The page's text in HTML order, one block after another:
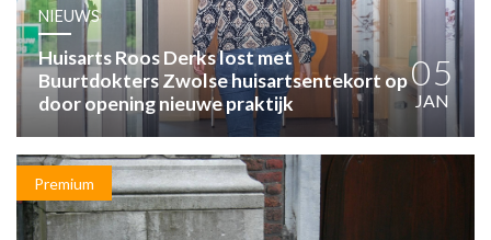
PRAKTIJKZAKEN
TARIEVEN
VPHUISARTSEN
MEDISCHE VAKHANDEL
INLOGGEN
REGISTRATIE
NIEUWS
Huisarts Roos Derks lost met
Buurtdokters Zwolse huisartsentekort op
door opening nieuwe praktijk
05
JAN
Premium